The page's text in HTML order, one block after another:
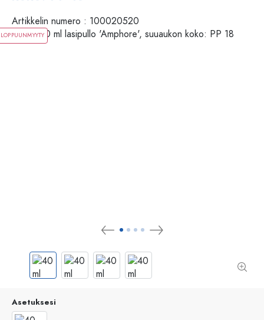
Artikkelin numero : 100020520
LOPPUUNMYYTY
Asetuksesi